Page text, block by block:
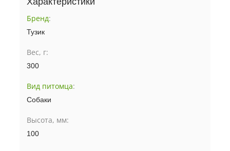
Бренд:
Тузик
Вес, г:
300
Вид питомца:
Собаки
Высота, мм:
100